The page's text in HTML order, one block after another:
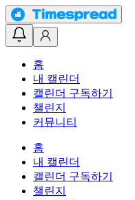
홈
내 캘린더
캘린더 구독하기
챌린지
커뮤니티
홈
내 캘린더
캘린더 구독하기
챌린지